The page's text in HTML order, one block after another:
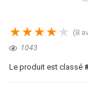
★★★★ ★ (8
1043
Le produit est classé